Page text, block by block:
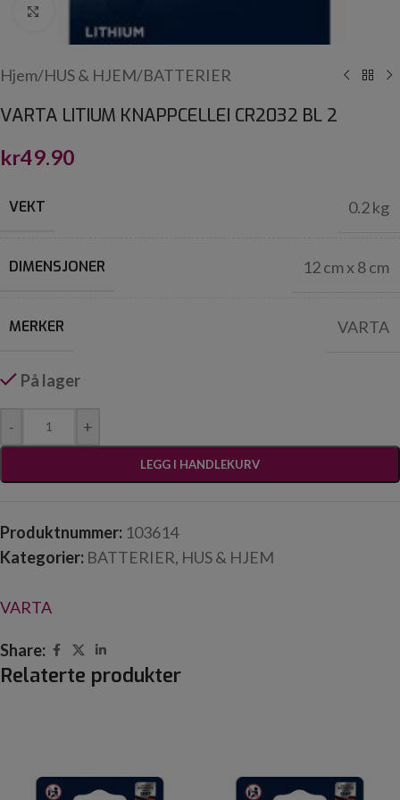
Hjem/HUS & HJEM/BATTERIER
VARTA LITIUM KNAPPCELLEI CR2032 BL 2
kr49.90
VEKT 0.2 kg
DIMENSJONER 12 cm x 8 cm
MERKER VARTA
På lager
- +
LEGG I HANDLEKURV
Produktnummer: 103614
Kategorier: BATTERIER, HUS & HJEM
VARTA
Share:
Relaterte produkter